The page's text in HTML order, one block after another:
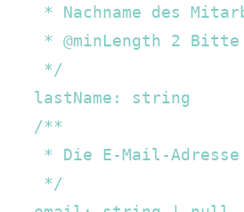
* Nachname des
* @minLength 2
   */
  lastName: string
  /**
* Die E-Mail-
   */